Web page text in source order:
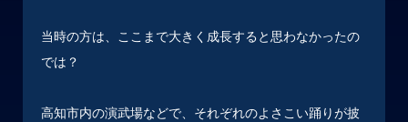
当時の方は、ここまで大きく成長すると思わなかったの
では？
高知市内の演武場などで、それぞれのよさこい踊りが披